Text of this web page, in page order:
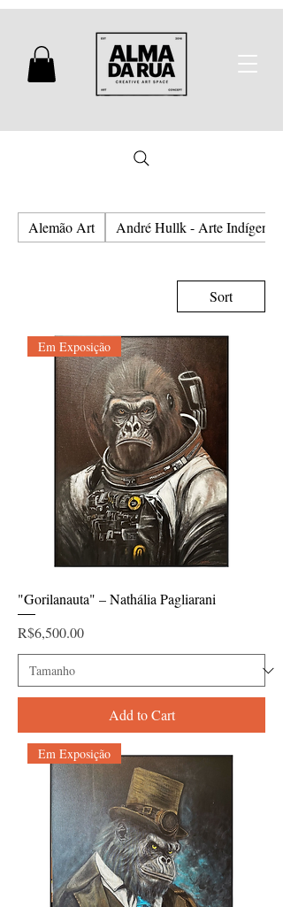
Alemão Art André Hullk - Arte Indígena e
Sort
Em Exposição
"Gorilanauta" – Nathália Pagliarani
Price
R$6,500.00
Add to Cart
Em Exposição